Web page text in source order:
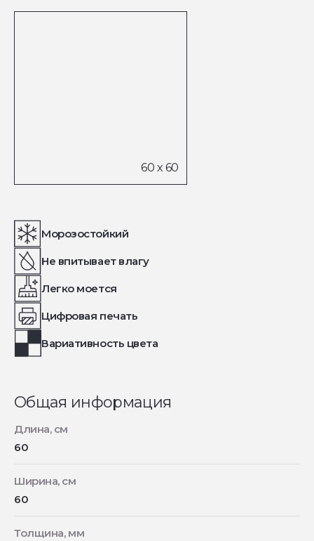
Морозостойкий
Не впитывает влагу
Легко моется
Цифровая печать
Вариативность цвета
Общая информация
Длина, см
60
Ширина, см
60
Толщина, мм